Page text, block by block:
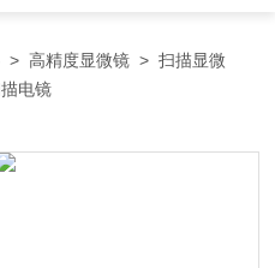
>高精度显微镜 >扫描显微
电镜